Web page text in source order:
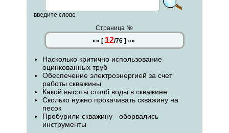
введите слово
Страница №
«« [ 12/76] »»
Насколько критично использование
оцинкованных труб
Обеспечение электроэнергией за счет
работы скважины
Какой высоты столб воды в скважине
Cколько нужно прокачивать скважину на
песок
Пробурили скважину - оборвались
инструменты